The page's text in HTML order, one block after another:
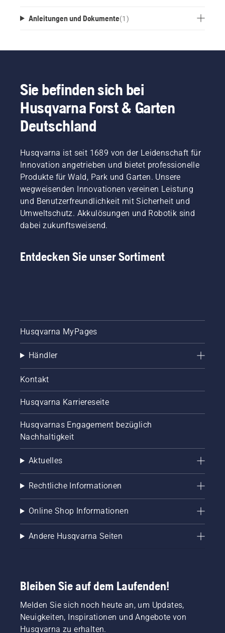
Anleitungen und Dokumente(1 )
Sie befinden sich bei
Husqvarna Forst & Garten
Deutschland
Husqvarna ist seit 1689 von der Leidenschaft für
Innovation angetrieben und bietet professionelle
Produkte für Wald, Park und Garten. Unsere
wegweisenden Innovationen vereinen Leistung
und Benutzerfreundlichkeit mit Sicherheit und
Umweltschutz. Akkulösungen und Robotik sind
dabei zukunftsweisend.
Entdecken Sie unser Sortiment
Husqvarna MyPages
Händler
Kontakt
Husqvarna Karriereseite
Husqvarnas Engagement bezüglich
Nachhaltigkeit
Aktuelles
Rechtliche Informationen
Online Shop Informationen
Andere Husqvarna Seiten
Bleiben Sie auf dem Laufenden!
Melden Sie sich noch heute an, um Updates,
Neuigkeiten, Inspirationen und Angebote von
Husqvarna zu erhalten.